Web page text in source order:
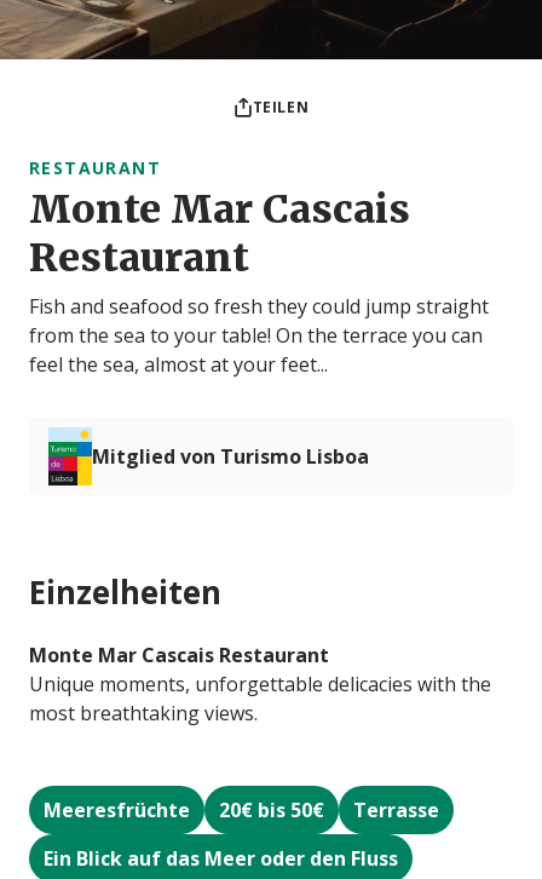
TEILEN
RESTAURANT
Monte Mar Cascais
Restaurant
Fish and seafood so fresh they could jump straight
from the sea to your table! On the terrace you can
feel the sea, almost at your feet...
Mitglied von Turismo Lisboa
Einzelheiten
Monte Mar Cascais Restaurant
Unique moments, unforgettable delicacies with the
most breathtaking views.
Meeresfrüchte 20€ bis 50€
Terrasse
Ein Blick auf das Meer oder den Fluss